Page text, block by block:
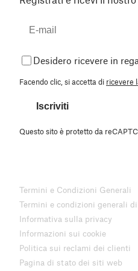
Desidero ricevere in
Facendo clic, si accetta di ricevere
Iscriviti
Questo sito è protetto da
Termini e Condizioni Generali
Termini e condizioni generali
Informativa sulla privacy
Informazioni sui cookie
Politica sui reclami dei clienti
Pagina di stato dei siti web